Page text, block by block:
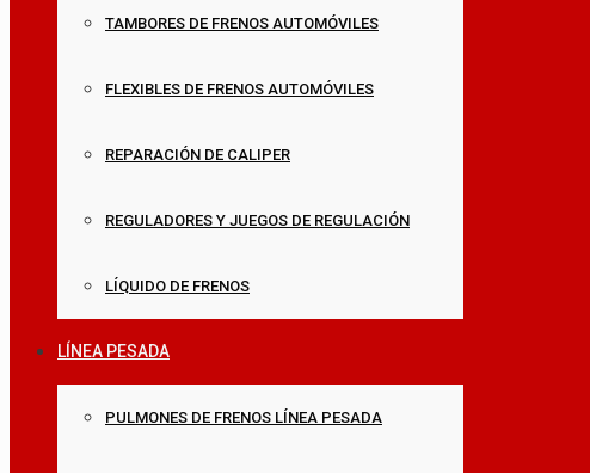
TAMBORES DE FRENOS AUTOMÓVILES
FLEXIBLES DE FRENOS AUTOMÓVILES
REPARACIÓN DE CALIPER
REGULADORES Y JUEGOS DE REGULACIÓN
LÍQUIDO DE FRENOS
LÍNEA PESADA
PULMONES DE FRENOS LÍNEA PESADA